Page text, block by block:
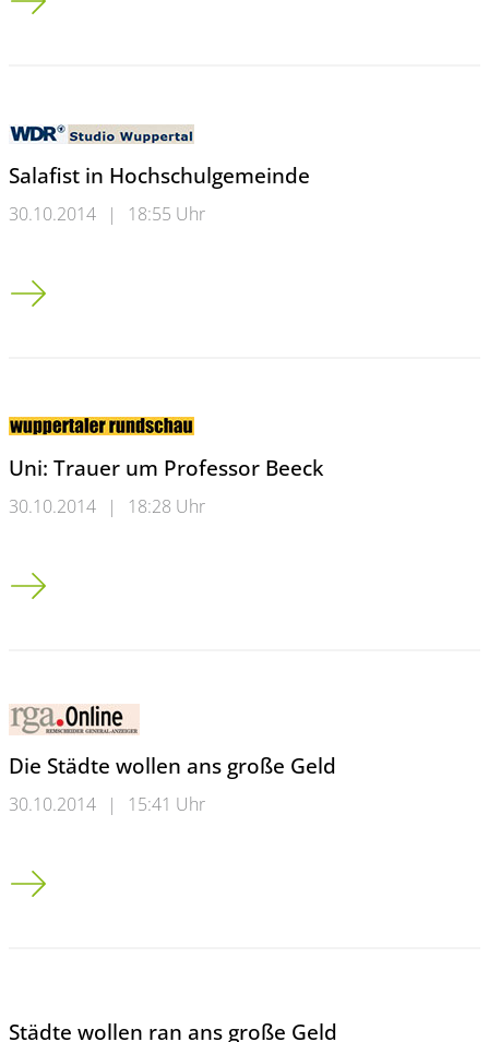
Salafist in Hochschulgemeinde
30.10.2014 | 18:55 Uhr
Salafist in Hochschulgemeinde
Uni: Trauer um Professor Beeck
30.10.2014 | 18:28 Uhr
Uni: Trauer um Professor Beeck
Die Städte wollen ans große Geld
30.10.2014 | 15:41 Uhr
Die Städte wollen ans große Geld
Städte wollen ran ans große Geld